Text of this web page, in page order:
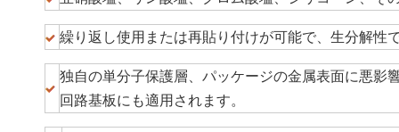
繰り返し使用または再貼り付けが可能で、生分解性
独自の単分子保護層、パッケージの金属表面に悪影
回路基板にも適用されます。